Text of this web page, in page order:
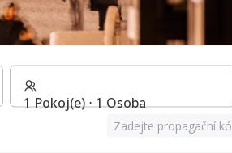
1 Pokoj(e) ⋅ 1 Osoba
Zadejte propagační kód